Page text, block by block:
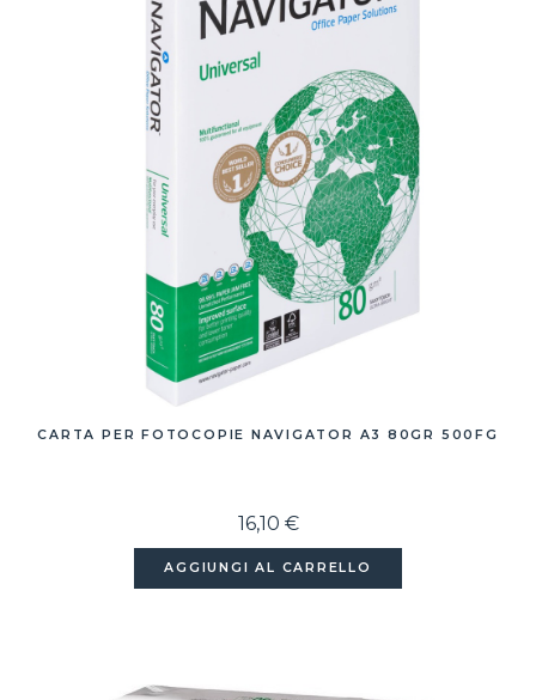
CARTA PER FOTOCOPIE NAVIGATOR A3 80GR 500FG
16,10 €
AGGIUNGI AL CARRELLO